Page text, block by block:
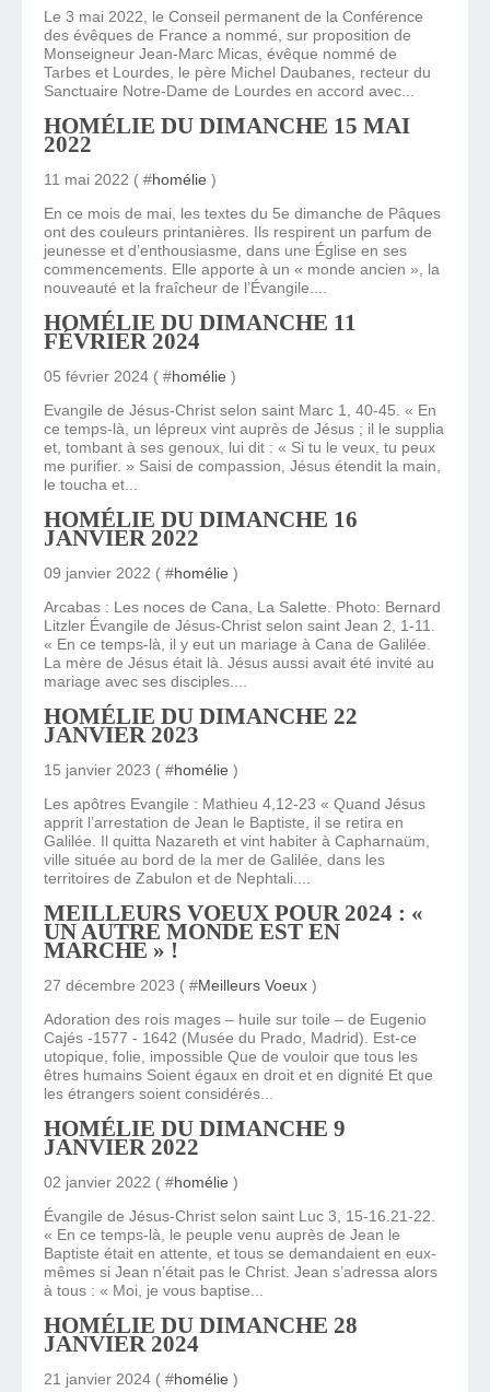
Le 3 mai 2022, le Conseil permanent de la Conférence
des évêques de France a nommé, sur proposition de
Monseigneur Jean-Marc Micas, évêque nommé de
Tarbes et Lourdes, le père Michel Daubanes, recteur du
Sanctuaire Notre-Dame de Lourdes en accord avec...
HOMÉLIE DU DIMANCHE 15 MAI
2022
11 mai 2022 ( #homélie )
En ce mois de mai, les textes du 5e dimanche de Pâques
ont des couleurs printanières. Ils respirent un parfum de
jeunesse et d’enthousiasme, dans une Église en ses
commencements. Elle apporte à un « monde ancien », la
nouveauté et la fraîcheur de l’Évangile....
HOMÉLIE DU DIMANCHE 11
FÉVRIER 2024
05 février 2024 ( #homélie )
Evangile de Jésus-Christ selon saint Marc 1, 40-45. « En
ce temps-là, un lépreux vint auprès de Jésus ; il le supplia
et, tombant à ses genoux, lui dit : « Si tu le veux, tu peux
me purifier. » Saisi de compassion, Jésus étendit la main,
le toucha et...
HOMÉLIE DU DIMANCHE 16
JANVIER 2022
09 janvier 2022 ( #homélie )
Arcabas : Les noces de Cana, La Salette. Photo: Bernard
Litzler Évangile de Jésus-Christ selon saint Jean 2, 1-11.
« En ce temps-là, il y eut un mariage à Cana de Galilée.
La mère de Jésus était là. Jésus aussi avait été invité au
mariage avec ses disciples....
HOMÉLIE DU DIMANCHE 22
JANVIER 2023
15 janvier 2023 ( #homélie )
Les apôtres Evangile : Mathieu 4,12-23 « Quand Jésus
apprit l’arrestation de Jean le Baptiste, il se retira en
Galilée. Il quitta Nazareth et vint habiter à Capharnaüm,
ville située au bord de la mer de Galilée, dans les
territoires de Zabulon et de Nephtali....
MEILLEURS VOEUX POUR 2024 : «
UN AUTRE MONDE EST EN
MARCHE » !
27 décembre 2023 ( #Meilleurs Voeux )
Adoration des rois mages – huile sur toile – de Eugenio
Cajés -1577 - 1642 (Musée du Prado, Madrid). Est-ce
utopique, folie, impossible Que de vouloir que tous les
êtres humains Soient égaux en droit et en dignité Et que
les étrangers soient considérés...
HOMÉLIE DU DIMANCHE 9
JANVIER 2022
02 janvier 2022 ( #homélie )
Évangile de Jésus-Christ selon saint Luc 3, 15-16.21-22.
« En ce temps-là, le peuple venu auprès de Jean le
Baptiste était en attente, et tous se demandaient en eux-
mêmes si Jean n’était pas le Christ. Jean s’adressa alors
à tous : « Moi, je vous baptise...
HOMÉLIE DU DIMANCHE 28
JANVIER 2024
21 janvier 2024 ( #homélie )